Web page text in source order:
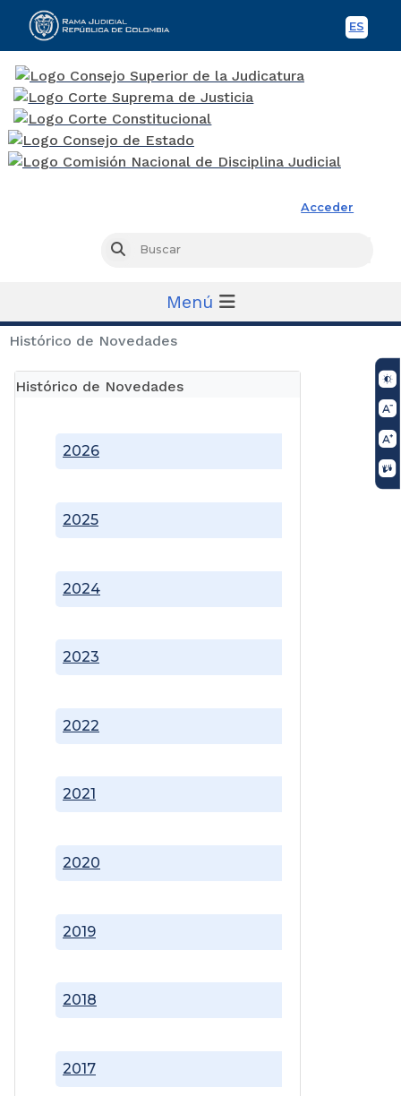
ES
Acceder
Buscar
Menú
Histórico de Novedades
Histórico de Novedades
2017
2018
2019
2020
2021
2022
2023
2024
2025
2026